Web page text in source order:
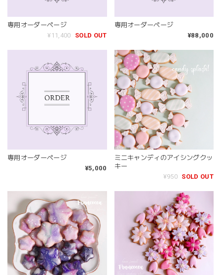
専用オーダーページ
¥11,400
SOLD OUT
専用オーダーページ
¥88,000
専用オーダーページ
¥5,000
ミニキャンディのアイシングクッ
キー
¥950 SOLD OUT